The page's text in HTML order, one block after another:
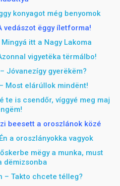
konyagot még benyomok
vedászot ëggy íletforma!
itt a Nagy Lakoma
vigyetëka tërmálbo!
Jóvanezígy gyerëkëm?
Most elárúllok mindënt!
te is csendőr, víggyé meg maj
beesett a oroszlánok közé
Én a oroszlányokka vagyok
mëgy a munka, must
dëmizsonba
– Takto chcete télleg?